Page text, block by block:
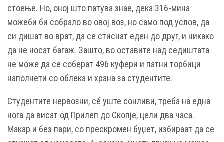
стоење. Но, оној што патува знае, дека 316-мина
можеби би собрало во овој воз, но само под услов, да
си дишат во врат, да се стиснат еден до друг, и никако
да не носат багаж. Зашто, во оставите над седиштата
не може да се соберат 496 куфери и патни торбици
наполнети со облека и храна за студентите.
Студентите нервозни, сé уште сонливи, треба на една
нога да висат од Прилеп до Скопје, цели два часа.
Макар и без пари, со прескромен буџет, избираат да се